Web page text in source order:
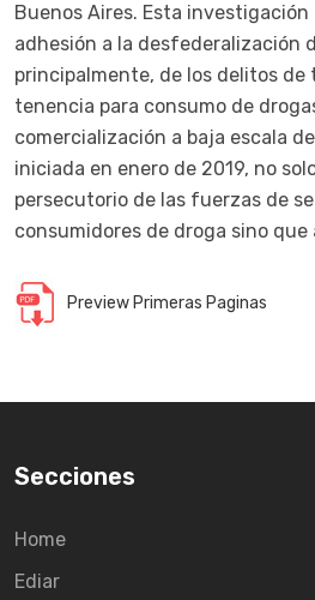
Buenos Aires. Esta
adhesión a la desfederalización
principalmente, de los delitos de
tenencia para consumo de
comercialización a baja escala
iniciada en enero de 2019, no
persecutorio de las fuerzas de
consumidores de droga sino
Preview Primeras Paginas
Secciones
Home
Ediar